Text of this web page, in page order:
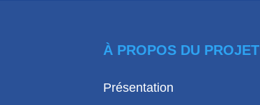
À PROPOS DU PROJET
Présentation